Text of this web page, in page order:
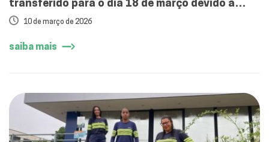
transferido para o dia 18 de março devido à
previsão de chuva
10 de março de 2026
saiba mais